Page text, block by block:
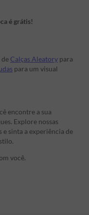
é grátis!
de Calças Aleatory para
para um visual
encontre a sua
Explore nossas
e sinta a experiência de
você.